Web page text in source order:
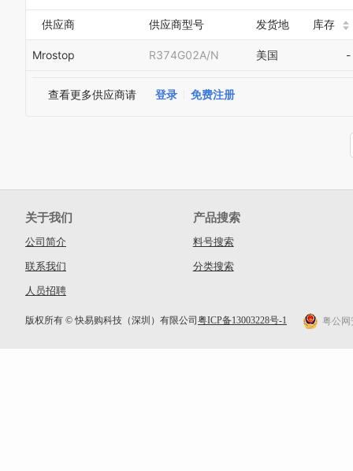
供应商 供应商型号 发货地 库存
Mrostop R374G02A/N 美国 -
查看更多供应商请 登录 免费注册
关于我们
公司简介
联系我们
人员招聘
产品搜索
料号搜索
分类搜索
版权所有 © 快易购科技（深圳）有限公司 粤ICP备13003228号-1 粤公网